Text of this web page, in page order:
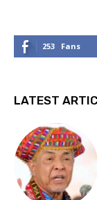
253 Fans
LATEST